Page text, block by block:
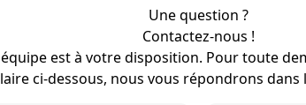
Une question ?
Contactez-nous !
est à votre disposition. Pour toute
ci-dessous, nous vous répondrons dans